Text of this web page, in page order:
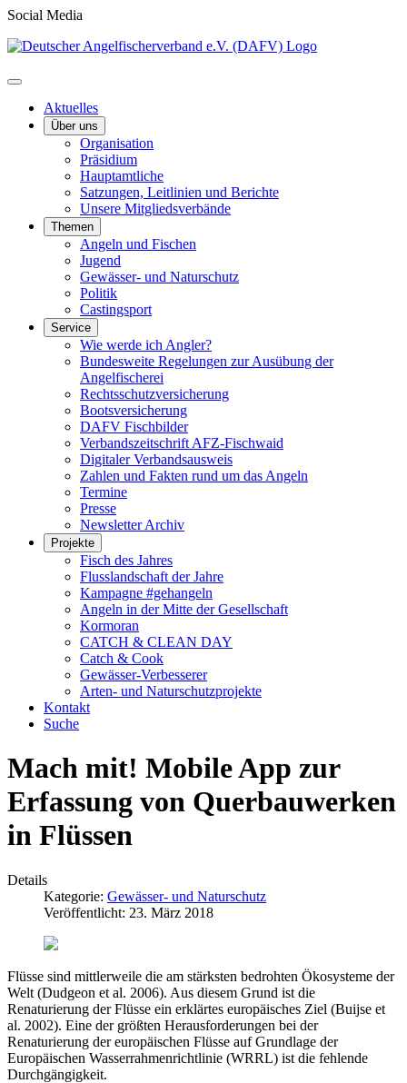
Social Media
Aktuelles
Über uns
Organisation
Präsidium
Hauptamtliche
Satzungen, Leitlinien und Berichte
Unsere Mitgliedsverbände
Themen
Angeln und Fischen
Jugend
Gewässer- und Naturschutz
Politik
Castingsport
Service
Wie werde ich Angler?
Bundesweite Regelungen zur Ausübung der
Angelfischerei
Rechtsschutzversicherung
Bootsversicherung
DAFV Fischbilder
Verbandszeitschrift AFZ-Fischwaid
Digitaler Verbandsausweis
Zahlen und Fakten rund um das Angeln
Termine
Presse
Newsletter Archiv
Projekte
Fisch des Jahres
Flusslandschaft der Jahre
Kampagne #gehangeln
Angeln in der Mitte der Gesellschaft
Kormoran
CATCH & CLEAN DAY
Catch & Cook
Gewässer-Verbesserer
Arten- und Naturschutzprojekte
Kontakt
Suche
Mach mit! Mobile App zur
Erfassung von Querbauwerken
in Flüssen
Details
Kategorie: Gewässer- und Naturschutz
Veröffentlicht: 23. März 2018
Flüsse sind mittlerweile die am stärksten bedrohten Ökosysteme der
Welt (Dudgeon et al. 2006). Aus diesem Grund ist die
Renaturierung der Flüsse ein erklärtes europäisches Ziel (Buijse et
al. 2002). Eine der größten Herausforderungen bei der
Renaturierung der europäischen Flüsse auf Grundlage der
Europäischen Wasserrahmenrichtlinie (WRRL) ist die fehlende
Durchgängigkeit.